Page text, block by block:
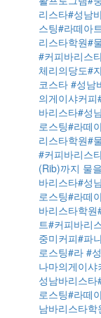
리스타#성남
스팅#라떼아
리스타학원#
#커피바리스
체리의당도#
코스타 #성남
의게이샤커
바리스타#성
로스팅#라떼
리스타학원#
#커피바리스
(Rib)까지 물
바리스타#성
로스팅#라떼
바리스타학
트#커피바리
중미커피#파
로스팅#라 #
나마의게이
성남바리스
로스팅#라떼
남바리스타